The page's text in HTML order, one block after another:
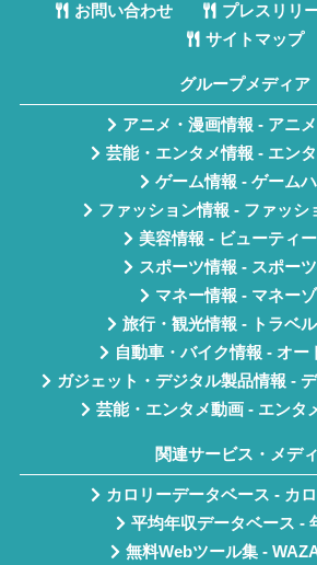
お問い合わせ
プレスリリ
サイトマップ
グループメディア
アニメ・漫画情報 - アニ
芸能・エンタメ情報 - エン
ゲーム情報 - ゲーム
ファッション情報 - ファッシ
美容情報 - ビューティ
スポーツ情報 - スポー
マネー情報 - マネー
旅行・観光情報 - トラベ
自動車・バイク情報 - オー
ガジェット・デジタル製品情報 -
芸能・エンタメ動画 - エンタ
関連サービス・メデ
カロリーデータベース - カ
平均年収データベース -
無料Webツール集 -